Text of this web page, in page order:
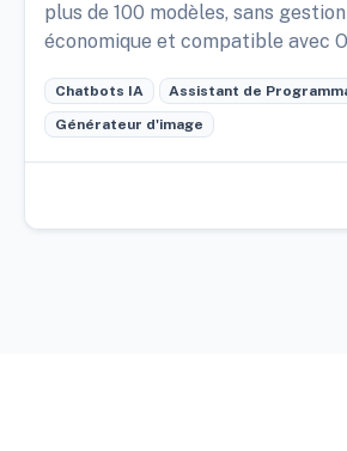
plus de 100 modèles, sans
économique et compatible avec
Chatbots IA Assistant de
Générateur d'image